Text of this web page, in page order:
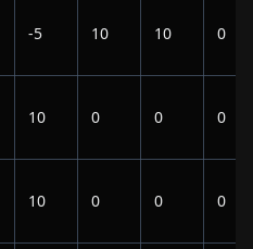
-5 10 10 0
10 0 0 0
10 0 0 0